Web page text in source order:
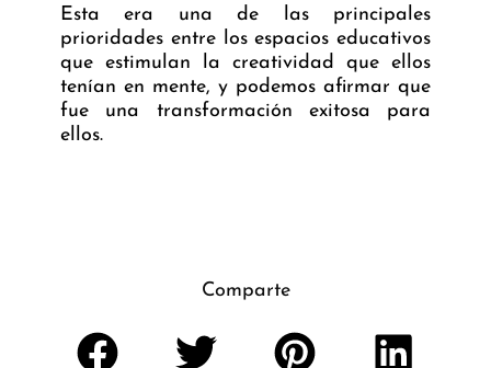
Esta era una de las principales
prioridades entre los espacios educativos
que estimulan la creatividad que ellos
tenían en mente, y podemos afirmar que
fue una transformación exitosa para
ellos.
Comparte